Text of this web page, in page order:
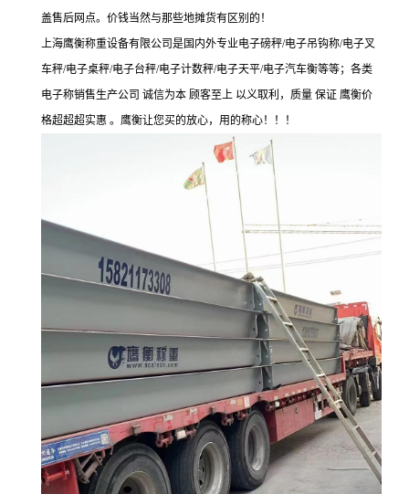
盖售后网点。价钱当然与那些地摊货有区别的！
上海鹰衡称重设备有限公司是国内外专业电子磅秤/电子吊钩称/电子叉
车秤/电子桌秤/电子台秤/电子计数秤/电子天平/电子汽车衡等等；各类
电子称销售生产公司 诚信为本 顾客至上 以义取利，质量 保证 鹰衡价
格超超超实惠 。鹰衡让您买的放心，用的称心！！！